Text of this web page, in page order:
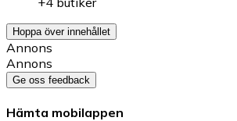
Hoppa över innehållet
Annons
Annons
Ge oss feedback
Hämta mobilappen